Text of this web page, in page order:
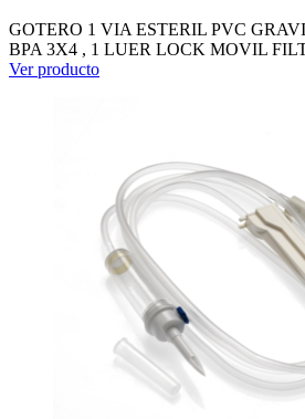
GOTERO 1 VIA ESTERIL PVC
BPA 3X4 , 1 LUER LOCK MOVIL
Ver producto